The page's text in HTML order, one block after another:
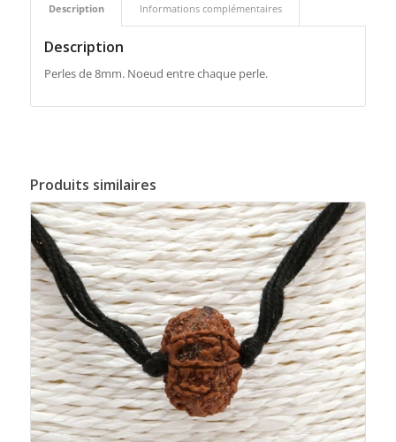
Description Informations complémentaires
Description
Perles de 8mm. Noeud entre chaque perle.
Produits similaires